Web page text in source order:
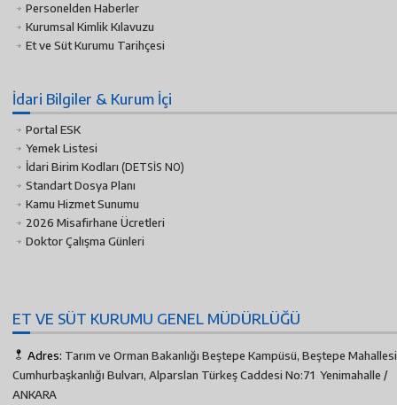
Personelden Haberler
Kurumsal Kimlik Kılavuzu
Et ve Süt Kurumu Tarihçesi
İdari Bilgiler & Kurum İçi
Portal ESK
Yemek Listesi
İdari Birim Kodları (DETSİS NO)
Standart Dosya Planı
Kamu Hizmet Sunumu
2026 Misafirhane Ücretleri
Doktor Çalışma Günleri
ET VE SÜT KURUMU GENEL MÜDÜRLÜĞÜ
Adres: Tarım ve Orman Bakanlığı Beştepe Kampüsü, Beştepe
Cumhurbaşkanlığı Bulvarı, Alparslan Türkeş Caddesi No:71 Yenimahalle /
ANKARA